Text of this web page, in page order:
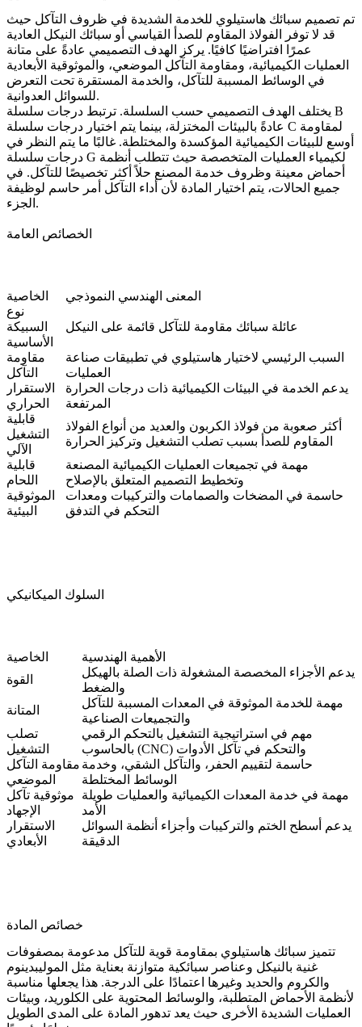
تم تصميم سبائك هاستيلوي للخدمة الشديدة في ظروف التآكل حيث
قد لا توفر الفولاذ المقاوم للصدأ القياسي أو سبائك النيكل العادية
عمرًا افتراضيًا كافيًا. يركز الهدف التصميمي عادةً على متانة
العمليات الكيميائية، ومقاومة التآكل الموضعي، والموثوقية الأبعادية
في الوسائط المسببة للتآكل، والخدمة المستقرة تحت التعرض
للسوائل العدوانية.
يختلف الهدف التصميمي حسب السلسلة. ترتبط درجات سلسلة B
عادةً بالبيئات المختزلة، بينما يتم اختيار درجات سلسلة C لمقاومة
أوسع للبيئات الكيميائية المؤكسدة والمختلطة. غالبًا ما يتم النظر في
درجات سلسلة G لكيمياء العمليات المتخصصة حيث تتطلب أنظمة
أحماض معينة وظروف خدمة المصنع حلاً أكثر تخصيصًا للتآكل. في
جميع الحالات، يتم اختيار المادة لأن أداء التآكل أمر حاسم لوظيفة
الجزء.
الخصائص العامة
الخاصية
المعنى الهندسي النموذجي
نوع
السبيكة
الأساسية
عائلة سبائك مقاومة للتآكل قائمة على النيكل
مقاومة
التآكل
السبب الرئيسي لاختيار هاستيلوي في تطبيقات صناعة
العمليات
الاستقرار
الحراري
يدعم الخدمة في البيئات الكيميائية ذات درجات الحرارة
المرتفعة
قابلية
التشغيل
الآلي
أكثر صعوبة من فولاذ الكربون والعديد من أنواع الفولاذ
المقاوم للصدأ بسبب تصلب التشغيل وتركيز الحرارة
قابلية
اللحام
مهمة في تجميعات العمليات الكيميائية المصنعة
وتخطيط التصميم المتعلق بالإصلاح
الموثوقية
البيئية
حاسمة في المضخات والصمامات والتركيبات ومعدات
التحكم في التدفق
السلوك الميكانيكي
الخاصية
الأهمية الهندسية
القوة
يدعم الأجزاء المخصصة المشغولة ذات الصلة بالهيكل
والضغط
المتانة
مهمة للخدمة الموثوقة في المعدات المسببة للتآكل
والتجميعات الصناعية
تصلب
التشغيل
مهم في استراتيجية التشغيل بالتحكم الرقمي
بالحاسوب (CNC) والتحكم في تآكل الأدوات
مقاومة التآكل
الموضعي
حاسمة لتقييم الحفر، والتآكل الشقي، وخدمة
الوسائط المختلطة
موثوقية تآكل
الإجهاد
مهمة في خدمة المعدات الكيميائية والعمليات طويلة
الأمد
الاستقرار
الأبعادي
يدعم أسطح الختم والتركيبات وأجزاء أنظمة السوائل
الدقيقة
خصائص المادة
تتميز سبائك هاستيلوي بمقاومة قوية للتآكل مدعومة بمصفوفات
غنية بالنيكل وعناصر سبائكية متوازنة بعناية مثل الموليبدينوم
والكروم والحديد وغيرها اعتمادًا على الدرجة. هذا يجعلها مناسبة
لأنظمة الأحماض المتطلبة، والوسائط المحتوية على الكلوريد، وبيئات
العمليات الشديدة الأخرى حيث يعد تدهور المادة على المدى الطويل